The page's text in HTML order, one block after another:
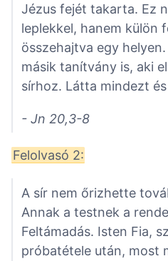
Jézus fejét takarta. Ez
leplekkel, hanem külön
összehajtva egy
másik tanítvány is, aki
sírhoz. Látta mindezt
- Jn 20,3-8
Felolvasó 2:
A sír nem őrizhette
Annak a testnek a
Feltámadás. Isten Fia,
próbatétele után, most